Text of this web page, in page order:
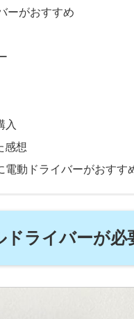
ーがおすすめ
入
感想
電動ドライバーがおすす
ライバーが必